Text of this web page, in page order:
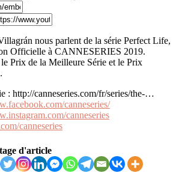
nous parlent de la série Perfect Life,
Officielle à CANNESERIES 2019.
Prix de la Meilleure Série et le Prix
: http://canneseries.com/fr/series/the-…
canneseries/
canneseries
canneseries
d'article